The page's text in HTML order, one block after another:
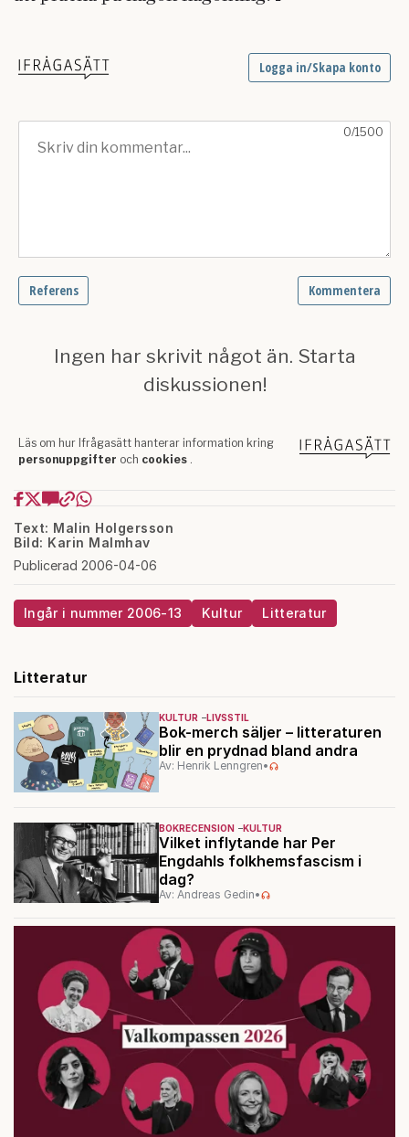
Text: Malin Holgersson
Bild: Karin Malmhav
Publicerad 2006-04-06
Ingår i nummer 2006-13 Kultur Litteratur
Litteratur
KULTUR LIVSSTIL
Bok-merch säljer – litteraturen
blir en prydnad bland andra
Av: Henrik Lenngren•
BOKRECENSION KULTUR
Vilket inflytande har Per
Engdahls folkhemsfascism i
dag?
Av: Andreas Gedin•